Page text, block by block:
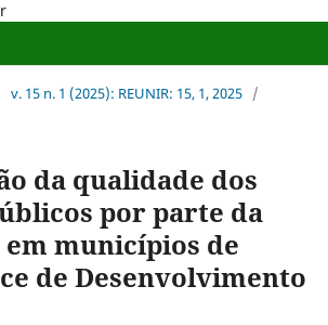
v. 15 n. 1 (2025): REUNIR: 15, 1, 2025 /
da qualidade dos
por parte da
municípios de
de Desenvolvimento